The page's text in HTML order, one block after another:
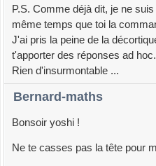
P.S. Comme déjà dit, je ne
même temps que toi la
J'ai pris la peine de la
t'apporter des réponses ad hoc.
Rien d'insurmontable ...
Bernard-maths
Bonsoir yoshi !
Ne te casses pas la tête pour